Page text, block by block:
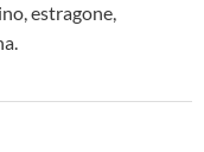
estragone,